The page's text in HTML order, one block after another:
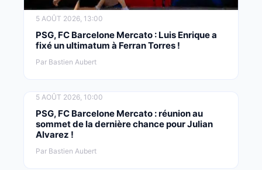
5 AOÛT 2026, 13:00
PSG, FC Barcelone Mercato : Luis Enrique a
fixé un ultimatum à Ferran Torres !
Par Bastien Aubert
5 AOÛT 2026, 10:00
PSG, FC Barcelone Mercato : réunion au
sommet de la dernière chance pour Julian
Alvarez !
Par Bastien Aubert